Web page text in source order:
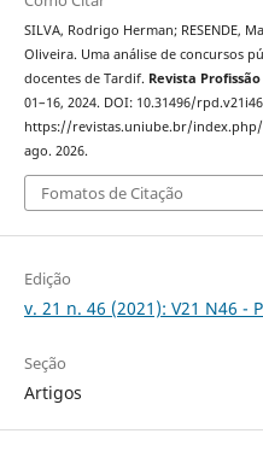
SILVA, Rodrigo Herman; RESENDE,
Oliveira. Uma análise de concursos
docentes de Tardif. Revista
01–16, 2024. DOI: 10.31496/
https://revistas.uniube.br/
ago. 2026.
Fomatos de Citação
Edição
v. 21 n. 46 (2021): V21 N46 -
Seção
Artigos